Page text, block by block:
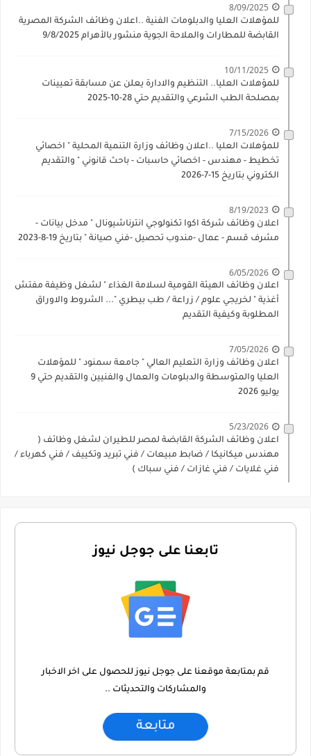
8/09/2025
للمؤهلات العليا والدبلومات الفنية ..اعلان وظائف الشركة المصرية
القابضة للمطارات والملاحة الجوية منشور بالأهرام 9/8/2025
10/11/2025
للمؤهلات العليا.. التنظيم والادارة يعلن عن مسابقة تعيينات
بمصلحة الطب الشرعي والتقديم حتي 28-10-2025
7/15/2026
للمؤهلات العليا ..اعلان وظائف وزارة التنمية المحلية " اخصائي
تخطيط - مهندس - اخصائي حاسبات - باحث قانوني " والتقديم
الكتروني بتاريخ 15-7-2026
8/19/2023
اعلان وظائف شركة اكوا تكنولوجي انترناشيونال " مدخل بيانات -
مشرف قسم - عمال -مندوب تحصيل -فني صيانة " بتاريخ 19-8-2023
6/05/2026
اعلان وظائف الهيئة القومية لسلامة الغذاء " لشغل وظيفة مفتش
أغذية " لخريجي علوم / زراعة / طب بيطري "... الشروط والاوراق
المطلوبة وكيفية التقديم
7/05/2026
اعلان وظائف وزارة التعليم العالي " جامعة سمنود " للمؤهلات
العليا والمتوسطة والدبلومات والعمال والفنيين والتقديم حتي 9
يوليو 2026
5/23/2026
اعلان وظائف الشركة القابضة لمصر للطيران لشغل وظائف (
مهندس ميكانيكا / ضابط مبيعات / فني تبريد وتكييف / فني كهرباء /
فني غلايات / فني غازات / فني سباك )
تابعنا على جوجل نيوز
قم بمتابعة موقعنا على جوجل نيوز للحصول على اخر الاخبار
والمشاركات والتحديثات ..
متابعة